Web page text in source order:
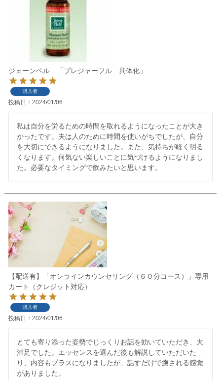
ジェーンベル 「プレジャーフル 具体化」
購入者
投稿日 2024/01/06
私は自分を労るための時間を取れるようになったことが大き
かったです。夫は人のために時間を使いがちでしたが、自分
を大切にできるようになりました。また、気持ちが軽く明る
くなります。何気ない楽しいことに気づけるようになりまし
た。必要なタイミングで飲みたいと思います。
【配送有】「オンラインカウンセリング（６０分コース）」専用
カート（クレジット対応）
購入者
投稿日 2024/01/06
とても寄り添った姿勢でじっくりお話を効いていただき、大
満足でした。エッセンスを選んだ後も解説していただいた
り、内容もプラスになりましたが、話すだけで癒される感覚
がありました。